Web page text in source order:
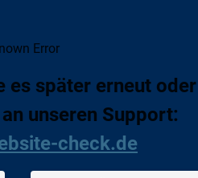
Error
es später erneut oder
unseren Support:
check.de